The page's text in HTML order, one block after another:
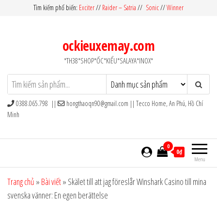
Tìm kiếm phổ biến: Exciter// Raider – Satria // Sonic//Winner
ockieuxemay.com
*TH38*SHOP*ỐC*KIỂU*SALAYA*INOX*
0388.065.798 || hongthaoqn90@gmail.com || Tecco Home, An Phú, Hồ Chí
Minh
Menu
0
0₫
Trang chủ » Bài viết» Skälet till att jag föreslår Winshark Casino till mina
svenska vänner: En egen berättelse